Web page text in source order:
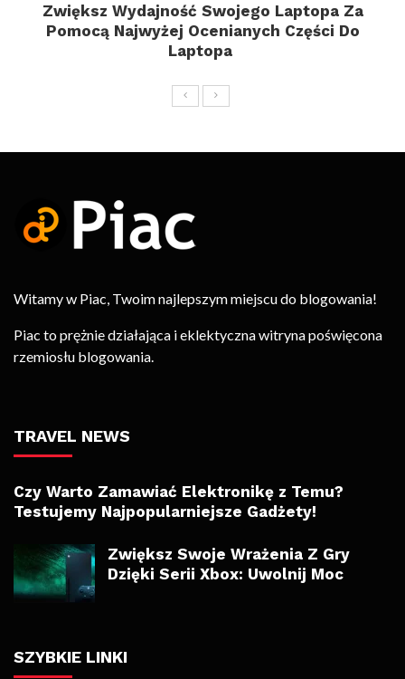
Zwiększ Wydajność Swojego Laptopa Za
Pomocą Najwyżej Ocenianych Części Do
Laptopa
Witamy w Piac, Twoim najlepszym miejscu do blogowania!
Piac to prężnie działająca i eklektyczna witryna poświęcona
rzemiosłu blogowania.
TRAVEL NEWS
Czy Warto Zamawiać Elektronikę z Temu?
Testujemy Najpopularniejsze Gadżety!
Zwiększ Swoje Wrażenia Z Gry
Dzięki Serii Xbox: Uwolnij Moc
SZYBKIE LINKI